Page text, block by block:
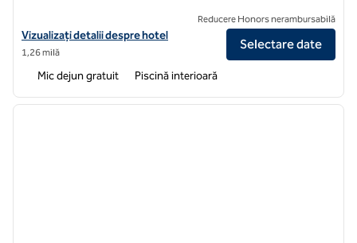
Vizualizați detaliile hotelului pentru Home2 Suites by Hilton Owings
Vizualizați detalii despre hotel
1,26 milă
Reducere Honors nerambursabilă
Selectare date
Mic dejun gratuit Piscină interioară
1 din 11